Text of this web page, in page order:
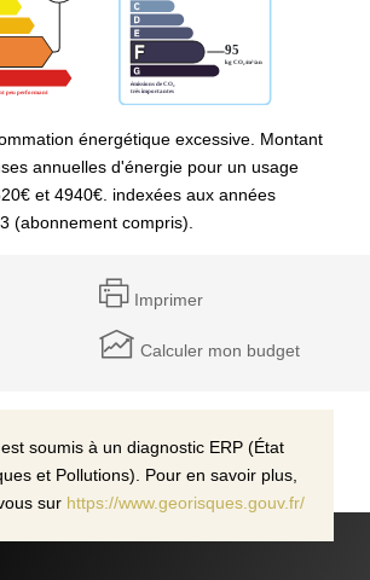
énergétique excessive. Montant
annuelles d'énergie pour un usage
et 4940€. indexées aux années
(abonnement compris).
Imprimer
Calculer mon budget
soumis à un diagnostic ERP (État
et Pollutions). Pour en savoir plus,
sur https://www.georisques.gouv.fr/